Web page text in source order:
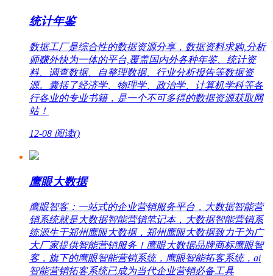
统计年鉴
数据工厂是综合性的数据资源分享，数据资料求购,分析
师赚外快为一体的平台,覆盖国内外各种年鉴、统计资
料、调查数据、自整理数据、行业分析报告等数据资
源。囊括了经济学、物理学、政治学、计算机学科等各
行各业的专业书籍，是一个不可多得的数据资源获取网
站！
12-08 阅读()
鹰眼大数据
鹰眼智客：一站式的企业营销服务平台，大数据智能营
销系统就是大数据智能营销笔记本，大数据智能营销系
统源生于郑州鹰眼大数据，郑州鹰眼大数据致力于为广
大厂家提供智能营销服务！鹰眼大数据品牌商标鹰眼智
客，旗下的鹰眼智能营销系统，鹰眼智能拓客系统，ai
智能营销拓客系统已成为当代企业营销必备工具